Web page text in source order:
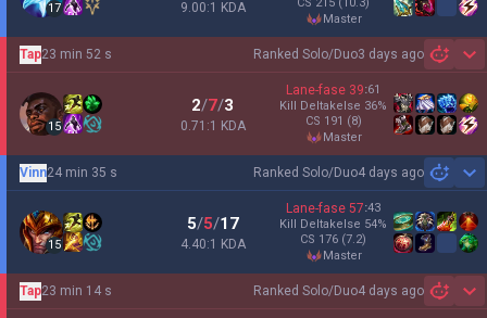
17 9.00:1 KDA
master
Ranked Solo/Duo3 days ago
Tap23 min 52 s
15
2/7/3
0.71:1 KDA
Lane-fase 39:61
Kill Deltakelse 36%
CS 191 (8)
master
Ranked Solo/Duo4 days ago
Vinn24 min 35 s
15
5/5/17
4.40:1 KDA
Lane-fase 57:43
Kill Deltakelse 54%
CS 176 (7.2)
master
Ranked Solo/Duo4 days ago
Tap23 min 14 s